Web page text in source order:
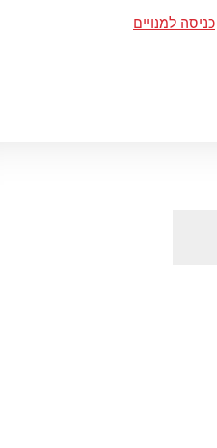
כניסה למנויים